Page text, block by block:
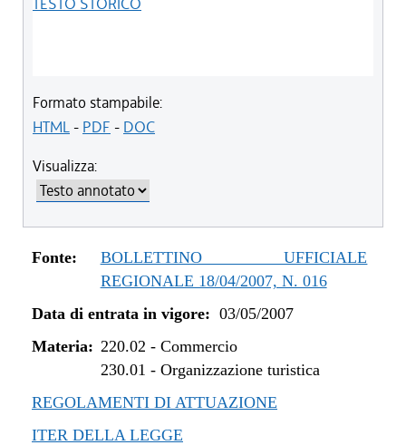
Formato stampabile:
HTML- PDF - DOC
Visualizza:
Fonte:
BOLLETTINO UFFICIALE
REGIONALE 18/04/2007, N. 016
Data di entrata in vigore: 03/05/2007
Materia: 220.02 - Commercio
230.01 - Organizzazione turistica
REGOLAMENTI DI ATTUAZIONE
ITER DELLA LEGGE